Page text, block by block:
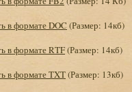
в формате DOC (Размер: 14кб)
в формате RTF(Размер: 14кб)
в формате TXT(Размер: 13кб)